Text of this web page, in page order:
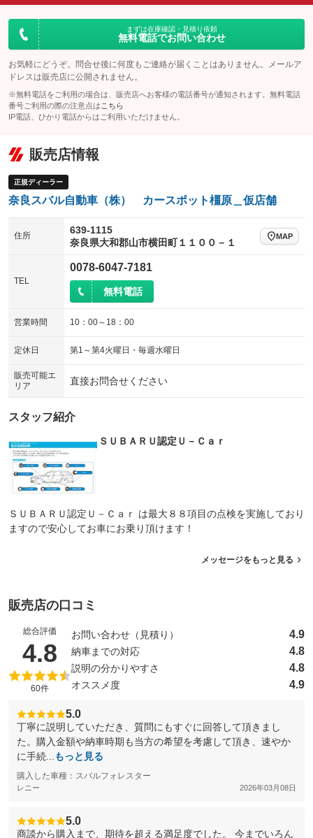
：装備なし
：装備あり
まずは在庫確認・見積り依頼
無料電話でお問い合わせ
お気軽にどうぞ。問合せ後に何度もご連絡が届くことはありません。メールア
ドレスは販売店に公開されません。
※無料電話をご利用の場合は、販売店へお客様の電話番号が通知されます。無料電話
番号ご利用の際の注意点は こちら
IP電話、ひかり電話からはご利用いただけません。
販売店情報
正規ディーラー
奈良スバル自動車（株） カースポット橿原＿仮店舗
住所
639-1115
奈良県大和郡山市横田町１１００－１
MAP
TEL
0078-6047-7181
無料電話
営業時間 10：00～18：00
定休日 第1～第4火曜日・毎週水曜日
販売可能エ
リア
直接お問合せください
スタッフ紹介
ＳＵＢＡＲＵ認定Ｕ－Ｃａｒ
ＳＵＢＡＲＵ認定Ｕ－Ｃａｒ は最大８８項目の点検を実施しており
ますので安心してお車にお乗り頂けます！
メッセージをもっと見る
販売店の口コミ
総合評価
4.8 （5点満点中）
60件
お問い合わせ（見積り） 4.9
納車までの対応 4.8
説明の分かりやすさ 4.8
オススメ度 4.9
5.0
丁寧に説明していただき、質問にもすぐに回答して頂きまし
た。購入金額や納車時期も当方の希望を考慮して頂き、速やか
に手続...
もっと見る
購入した車種：スバルフォレスター
レニー 2026年03月08日
5.0
商談から購入まで、期待を超える満足度でした。 今までいろん